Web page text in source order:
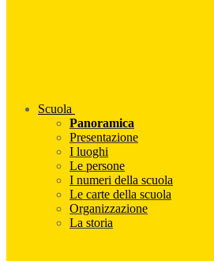
Scuola
Panoramica
Presentazione
I luoghi
Le persone
I numeri della scuola
Le carte della scuola
Organizzazione
La storia